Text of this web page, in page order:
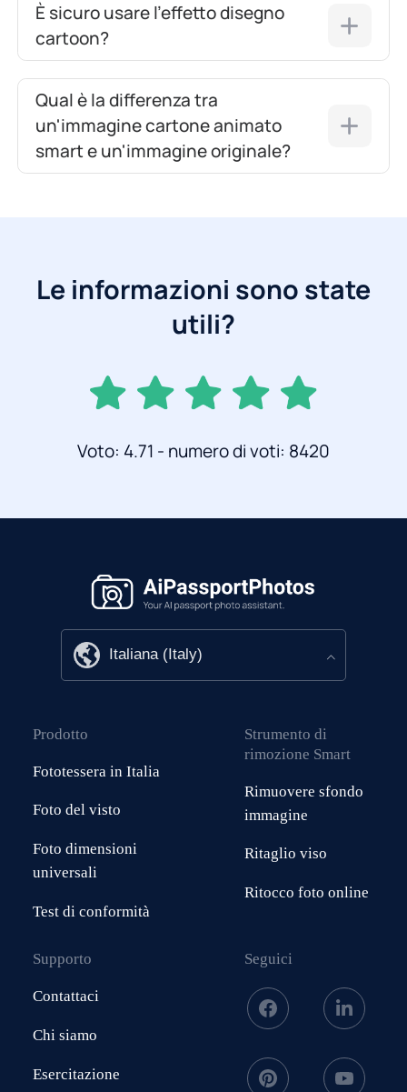
È sicuro usare l'effetto disegno
cartoon?
Qual è la differenza tra
un'immagine cartone animato
smart e un'immagine originale?
Le informazioni sono state
utili?
Voto: 4.71 - numero di voti: 8420
Prodotto
Fototessera in Italia
Foto del visto
Foto dimensioni
universali
Test di conformità
Strumento di
rimozione Smart
Rimuovere sfondo
immagine
Ritaglio viso
Ritocco foto online
Supporto
Contattaci
Chi siamo
Esercitazione
Seguici